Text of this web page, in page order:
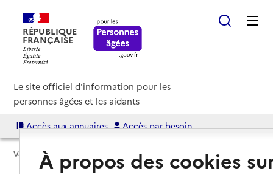
RÉPUBLIQUE
FRANÇAISE
Le site officiel d'information pour les
personnes âgées et les aidants
Accès aux annuaires Accès par besoin
Voir le fil d’Ariane
À propos des cookies